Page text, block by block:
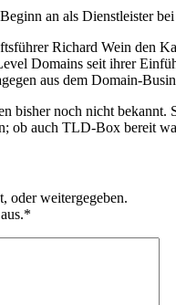
an als Dienstleister
Richard Wein den
Domains seit ihrer
aus dem Domain-
bisher noch nicht
ob auch TLD-Box bereit
oder weitergegeben.
*